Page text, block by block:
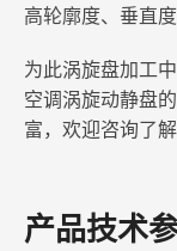
高轮廓度、垂直
为此涡旋盘加工
空调涡旋动静盘
富，欢迎咨询了解
产品技术